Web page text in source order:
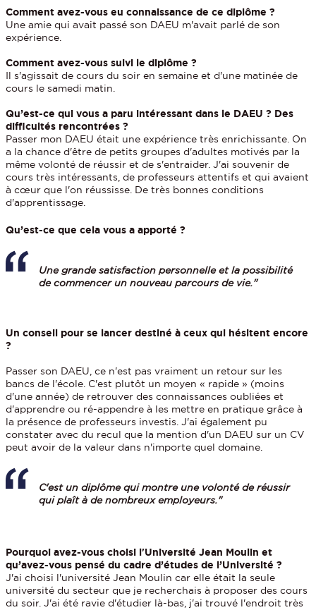
Comment avez-vous eu connaissance de ce diplôme ?
Une amie qui avait passé son DAEU m'avait parlé de son
expérience.
Comment avez-vous suivi le diplôme ?
Il s'agissait de cours du soir en semaine et d'une matinée de
cours le samedi matin.
Qu’est-ce qui vous a paru intéressant dans le DAEU ? Des
difficultés rencontrées ?
Passer mon DAEU était une expérience très enrichissante. On
a la chance d'être de petits groupes d'adultes motivés par la
même volonté de réussir et de s'entraider. J'ai souvenir de
cours très intéressants, de professeurs attentifs et qui avaient
à cœur que l'on réussisse. De très bonnes conditions
d'apprentissage.
Qu’est-ce que cela vous a apporté ?
Une grande satisfaction personnelle et la possibilité
de commencer un nouveau parcours de vie."
Un conseil pour se lancer destiné à ceux qui hésitent encore
?
Passer son DAEU, ce n'est pas vraiment un retour sur les
bancs de l'école. C'est plutôt un moyen « rapide » (moins
d'une année) de retrouver des connaissances oubliées et
d'apprendre ou ré-appendre à les mettre en pratique grâce à
la présence de professeurs investis. J'ai également pu
constater avec du recul que la mention d'un DAEU sur un CV
peut avoir de la valeur dans n'importe quel domaine.
C'est un diplôme qui montre une volonté de réussir
qui plaît à de nombreux employeurs."
Pourquoi avez-vous choisi l'Université Jean Moulin et
qu’avez-vous pensé du cadre d’études de l’Université ?
J'ai choisi l'université Jean Moulin car elle était la seule
université du secteur que je recherchais à proposer des cours
du soir. J'ai été ravie d'étudier là-bas, j'ai trouvé l'endroit très